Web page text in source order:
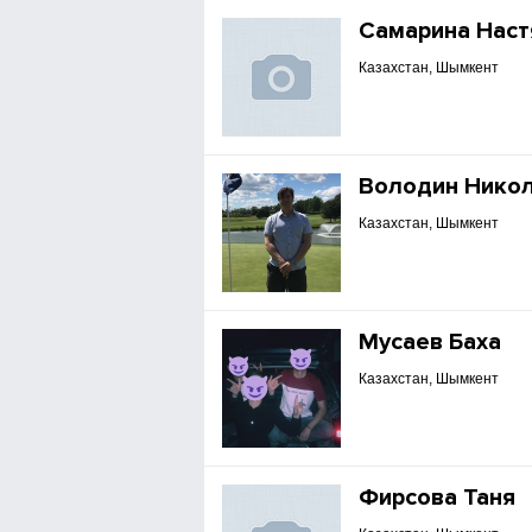
Самарина
Казахстан, Шымкент
Володин
Казахстан, Шымкент
Мусаев Баха
Казахстан, Шымкент
Фирсова Таня